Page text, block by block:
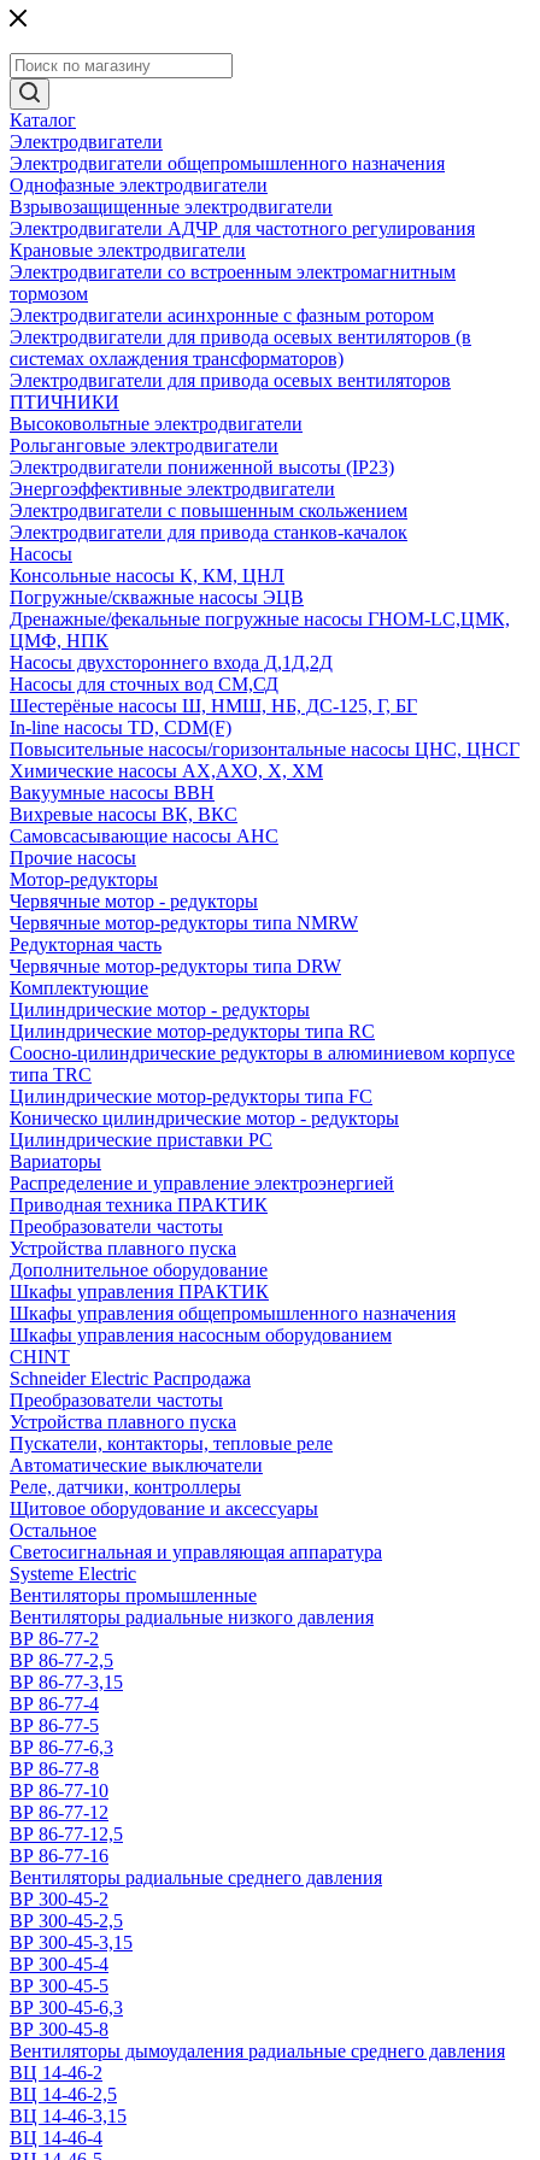
Каталог
Электродвигатели
Электродвигатели общепромышленного назначения
Однофазные электродвигатели
Взрывозащищенные электродвигатели
Электродвигатели АДЧР для частотного регулирования
Крановые электродвигатели
Электродвигатели со встроенным электромагнитным
тормозом
Электродвигатели асинхронные с фазным ротором
Электродвигатели для привода осевых вентиляторов (в
системах охлаждения трансформаторов)
Электродвигатели для привода осевых вентиляторов
ПТИЧНИКИ
Высоковольтные электродвигатели
Рольганговые электродвигатели
Электродвигатели пониженной высоты (IP23)
Энергоэффективные электродвигатели
Электродвигатели с повышенным скольжением
Электродвигатели для привода станков-качалок
Насосы
Консольные насосы К, КМ, ЦНЛ
Погружные/скважные насосы ЭЦВ
Дренажные/фекальные погружные насосы ГНОМ-LC,ЦМК,
ЦМФ, НПК
Насосы двухстороннего входа Д,1Д,2Д
Насосы для сточных вод СМ,СД
Шестерёные насосы Ш, НМШ, НБ, ДС-125, Г, БГ
In-line насосы TD, CDM(F)
Повысительные насосы/горизонтальные насосы ЦНС, ЦНСГ
Химические насосы АХ,АХО, Х, ХМ
Вакуумные насосы ВВН
Вихревые насосы ВК, ВКС
Самовсасывающие насосы АНС
Прочие насосы
Мотор-редукторы
Червячные мотор - редукторы
Червячные мотор-редукторы типа NMRW
Редукторная часть
Червячные мотор-редукторы типа DRW
Комплектующие
Цилиндрические мотор - редукторы
Цилиндрические мотор-редукторы типа RC
Соосно-цилиндрические редукторы в алюминиевом корпусе
типа TRC
Цилиндрические мотор-редукторы типа FC
Коническо цилиндрические мотор - редукторы
Цилиндрические приставки PC
Вариаторы
Распределение и управление электроэнергией
Приводная техника ПРАКТИК
Преобразователи частоты
Устройства плавного пуска
Дополнительное оборудование
Шкафы управления ПРАКТИК
Шкафы управления общепромышленного назначения
Шкафы управления насосным оборудованием
CHINT
Schneider Electric Распродажа
Преобразователи частоты
Устройства плавного пуска
Пускатели, контакторы, тепловые реле
Автоматические выключатели
Реле, датчики, контроллеры
Щитовое оборудование и аксессуары
Остальное
Светосигнальная и управляющая аппаратура
Systeme Electric
Вентиляторы промышленные
Вентиляторы радиальные низкого давления
ВР 86-77-2
ВР 86-77-2,5
ВР 86-77-3,15
ВР 86-77-4
ВР 86-77-5
ВР 86-77-6,3
ВР 86-77-8
ВР 86-77-10
ВР 86-77-12
ВР 86-77-12,5
ВР 86-77-16
Вентиляторы радиальные среднего давления
ВР 300-45-2
ВР 300-45-2,5
ВР 300-45-3,15
ВР 300-45-4
ВР 300-45-5
ВР 300-45-6,3
ВР 300-45-8
Вентиляторы дымоудаления радиальные среднего давления
ВЦ 14-46-2
ВЦ 14-46-2,5
ВЦ 14-46-3,15
ВЦ 14-46-4